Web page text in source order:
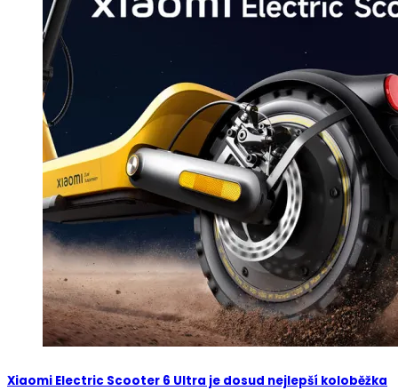
Xiaomi Electric Scooter 6 Ultra je dosud nejlepší koloběžka